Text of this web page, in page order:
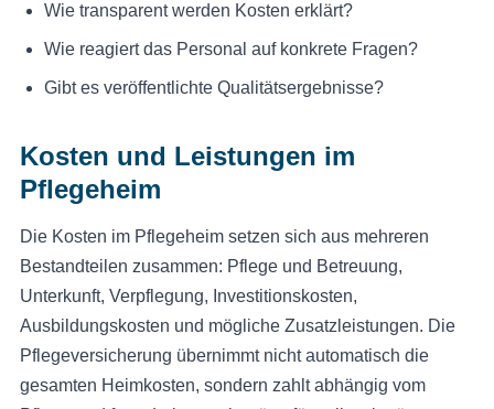
Wie transparent werden Kosten erklärt?
Wie reagiert das Personal auf konkrete Fragen?
Gibt es veröffentlichte Qualitätsergebnisse?
Kosten und Leistungen im
Pflegeheim
Die Kosten im Pflegeheim setzen sich aus mehreren
Bestandteilen zusammen: Pflege und Betreuung,
Unterkunft, Verpflegung, Investitionskosten,
Ausbildungskosten und mögliche Zusatzleistungen. Die
Pflegeversicherung übernimmt nicht automatisch die
gesamten Heimkosten, sondern zahlt abhängig vom